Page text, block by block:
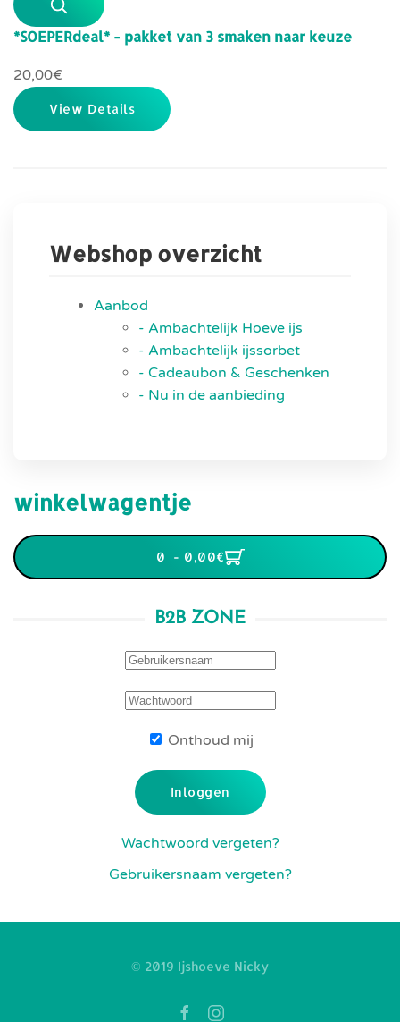
*SOEPERdeal* - pakket van 3 smaken naar keuze
20,00‎€
View Details
Webshop overzicht
Aanbod
- Ambachtelijk Hoeve ijs
- Ambachtelijk ijssorbet
- Cadeaubon & Geschenken
- Nu in de aanbieding
winkelwagentje
0 - 0,00‎€
B2B ZONE
Onthoud mij
Inloggen
Wachtwoord vergeten?
Gebruikersnaam vergeten?
© 2019 Ijshoeve Nicky